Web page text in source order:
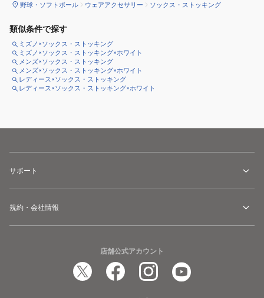
野球・ソフトボール ウェアアクセサリー ソックス・ストッキング
類似条件で探す
ミズノ×ソックス・ストッキング
ミズノ×ソックス・ストッキング×ホワイト
メンズ×ソックス・ストッキング
メンズ×ソックス・ストッキング×ホワイト
レディース×ソックス・ストッキング
レディース×ソックス・ストッキング×ホワイト
サポート
規約・会社情報
店舗公式アカウント